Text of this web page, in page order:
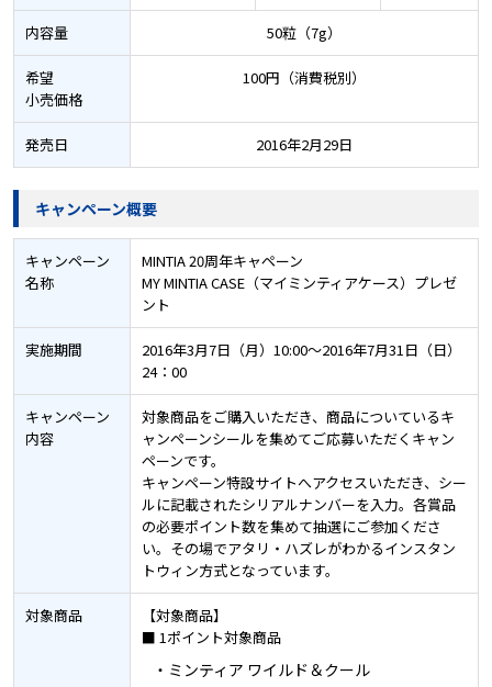
内容量 50粒（7g）
希望
小売価格
100円（消費税別）
発売日 2016年2月29日
キャンペーン概要
キャンペーン
名称
MINTIA 20周年キャペーン
MY MINTIA CASE（マイミンティアケース）プレゼ
ント
実施期間
2016年3月7日（月）10:00～2016年7月31日（日）
24：00
キャンペーン
内容
対象商品をご購入いただき、商品についているキ
ャンペーンシールを集めてご応募いただくキャン
ペーンです。
キャンペーン特設サイトへアクセスいただき、シー
ルに記載されたシリアルナンバーを入力。各賞品
の必要ポイント数を集めて抽選にご参加くださ
い。その場でアタリ・ハズレがわかるインスタン
トウィン方式となっています。
対象商品
【対象商品】
■ 1ポイント対象商品
・ミンティア ワイルド＆クール